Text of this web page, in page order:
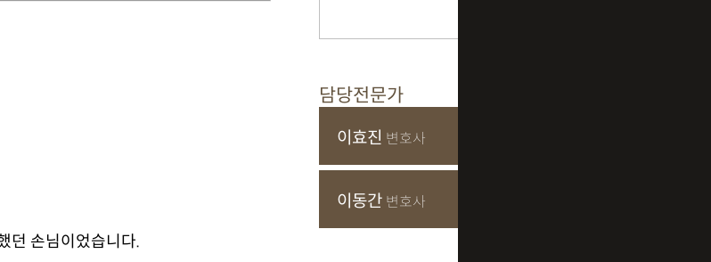
던 손님이었습니다.
담당전문가
이효진 변호사
이동간 변호사